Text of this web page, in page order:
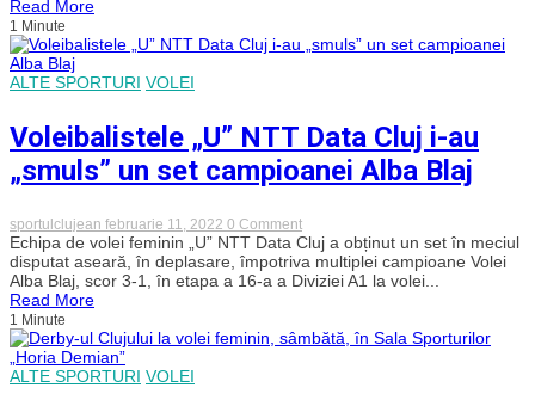
Cupa
Read More
1 Minute
ALTE SPORTURI VOLEI
Voleibalistele „U” NTT Data Cluj i-au
„smuls” un set campioanei Alba Blaj
sportulclujean februarie 11, 2022 0 Commenton
Voleibalistele
„U”
NTT
Data
au
Echipa de volei feminin „U” NTT Data Cluj a obținut un set în meciul
disputat aseară, în deplasare, împotriva multiplei campioane Volei
Alba Blaj, scor 3-1, în etapa a 16-a a Diviziei A1 la volei...
Read More
1 Minute
ALTE SPORTURI VOLEI